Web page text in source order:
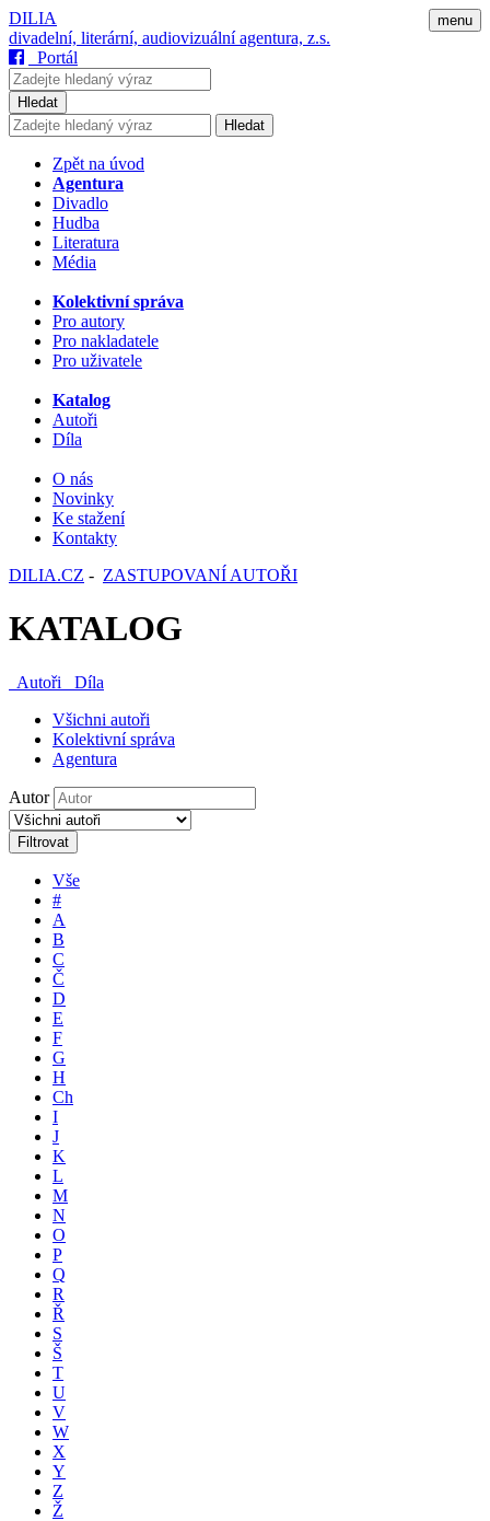
menu
DILIA
divadelní, literární, audiovizuální agentura, z.s.
Portál
Hledat
Hledat
Zpět na úvod
Agentura
Divadlo
Hudba
Literatura
Média
Kolektivní správa
Pro autory
Pro nakladatele
Pro uživatele
Katalog
Autoři
Díla
O nás
Novinky
Ke stažení
Kontakty
DILIA.CZ - ZASTUPOVANÍ AUTOŘI
KATALOG
Autoři
Díla
Všichni autoři
Kolektivní správa
Agentura
Autor
Filtrovat
Vše
#
A
B
C
Č
D
E
F
G
H
Ch
I
J
K
L
M
N
O
P
Q
R
Ř
S
Š
T
U
V
W
X
Y
Z
Ž